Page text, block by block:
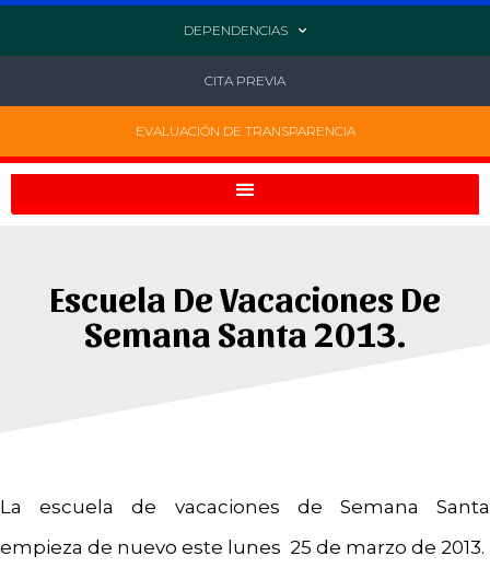
DEPENDENCIAS
CITA PREVIA
EVALUACIÓN DE TRANSPARENCIA
Escuela De Vacaciones De
Semana Santa 2013.
La escuela de vacaciones de Semana Santa
empieza de nuevo este lunes 25 de marzo de 2013.